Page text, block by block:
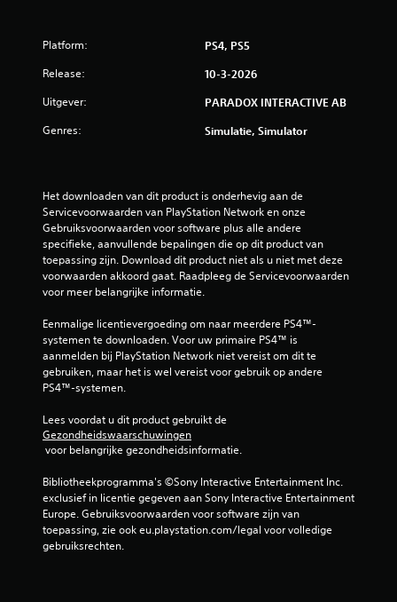
Platform: PS4, PS5
Release: 10-3-2026
Uitgever: PARADOX INTERACTIVE AB
Genres: Simulatie, Simulator
Het downloaden van dit product is onderhevig aan de
Servicevoorwaarden van PlayStation Network en onze
Gebruiksvoorwaarden voor software plus alle andere
specifieke, aanvullende bepalingen die op dit product van
toepassing zijn. Download dit product niet als u niet met deze
voorwaarden akkoord gaat. Raadpleeg de Servicevoorwaarden
voor meer belangrijke informatie.
Eenmalige licentievergoeding om naar meerdere PS4™-
systemen te downloaden. Voor uw primaire PS4™ is
aanmelden bij PlayStation Network niet vereist om dit te
gebruiken, maar het is wel vereist voor gebruik op andere
PS4™-systemen.
Lees voordat u dit product gebruikt de
Gezondheidswaarschuwingen
voor belangrijke gezondheidsinformatie.
Bibliotheekprogramma's ©Sony Interactive Entertainment Inc.
exclusief in licentie gegeven aan Sony Interactive Entertainment
Europe. Gebruiksvoorwaarden voor software zijn van
toepassing, zie ook eu.playstation.com/legal voor volledige
gebruiksrechten.